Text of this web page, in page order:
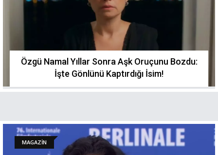
Özgü Namal Yıllar Sonra Aşk Oruçunu Bozdu:
İşte Gönlünü Kaptırdığı İsim!
MAGAZİN